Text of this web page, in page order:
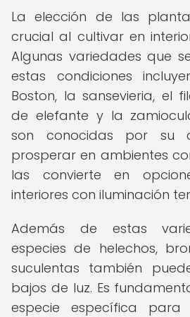
La elección de las
crucial al cultivar en
Algunas variedades que
estas condiciones
Boston, la sansevieria, el
de elefante y la
son conocidas por su
prosperar en ambientes
las convierte en
interiores con iluminación
Además de estas
especies de helechos,
suculentas también
bajos de luz. Es
especie específica para